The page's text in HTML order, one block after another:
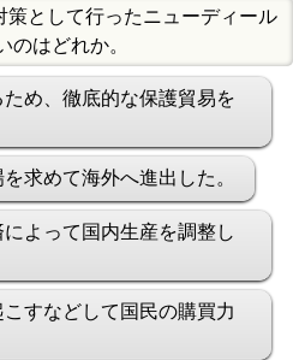
策として行ったニューディール
のはどれか。
め、徹底的な保護貿易を
求めて海外へ進出した。
よって国内生産を調整し
すなどして国民の購買力